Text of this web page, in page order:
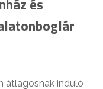
és
átlagosnak induló